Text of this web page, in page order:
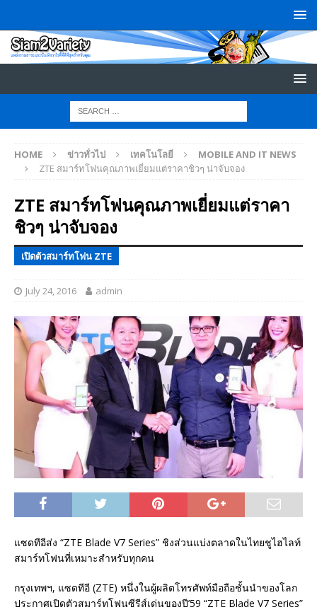
HOME ข่าวทั่วไป เทคโนโลยี
MOBILE AND IT NEWS
ZTE สมาร์ทโฟนคุณภาพเยี่ยมแต่ราคาชิวๆ น่าจับจอง
ZTE สมาร์ทโฟนคุณภาพเยี่ยมแต่ราคา
ชิวๆ น่าจับจอง
เปิดตัวสมาร์ทโฟน ZTE
July 24, 2016 admin
แซดทีอีส่ง “ZTE Blade V7 Series” ชิงส่วนแบ่งตลาดในไทยชูไฮไลท์
สมาร์ทโฟนที่เหมาะสำหรับทุกคน
กรุงเทพฯ, แซดทีอี (ZTE) หนึ่งในผู้ผลิตโทรศัพท์มือถือชั้นนำของโลก
ประกาศเปิดตัวสมาร์ทโฟนซีรีส์เด่นของปี’59 “ZTE Blade V7 Series”